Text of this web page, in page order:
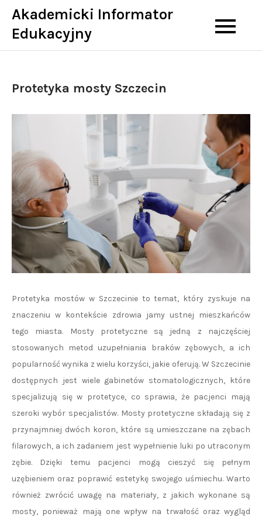
Skip
content
Akademicki Informator
Edukacyjny
Protetyka mosty Szczecin
Protetyka mostów w Szczecinie to temat, który zyskuje na
znaczeniu w kontekście zdrowia jamy ustnej mieszkańców
tego miasta. Mosty protetyczne są jedną z najczęściej
stosowanych metod uzupełniania braków zębowych, a ich
popularność wynika z wielu korzyści, jakie oferują. W Szczecinie
dostępnych jest wiele gabinetów stomatologicznych, które
specjalizują się w protetyce, co sprawia, że pacjenci mają
szeroki wybór specjalistów. Mosty protetyczne składają się z
przynajmniej dwóch koron, które są umieszczane na zębach
filarowych, a ich zadaniem jest wypełnienie luki po utraconym
zębie. Dzięki temu pacjenci mogą cieszyć się pełnym
uzębieniem oraz poprawić estetykę swojego uśmiechu. Warto
również zwrócić uwagę na materiały, z jakich wykonane są
mosty, ponieważ mają one wpływ na trwałość oraz wygląd